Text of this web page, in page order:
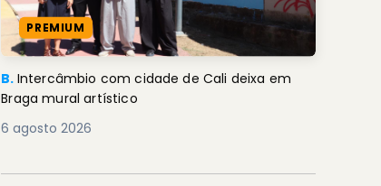
PREMIUM
B. Intercâmbio com cidade de Cali deixa em
Braga mural artístico
6 agosto 2026